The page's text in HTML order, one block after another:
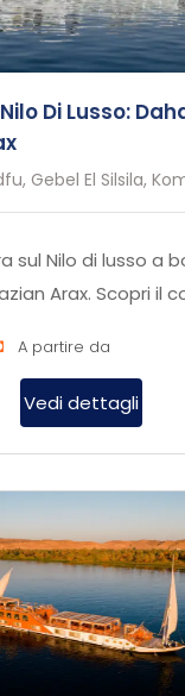
Di Lusso:
Gebel El Silsila,
sul Nilo di lusso a
Arax. Scopri il
A partire da
Vedi dettagli